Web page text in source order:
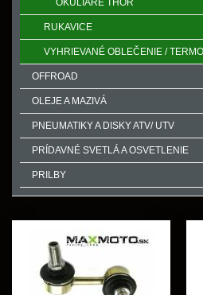
OKULIARE THOR
RUKAVICE
VYHRIEVANÉ OBLEČENIE / TERMO
OFFROAD
OLEJE A MAZIVÁ
PNEUMATIKY A DISKY ATV/ UTV
PRÍDAVNÉ SVETLÁ A OSVETLENIE
PRILBY